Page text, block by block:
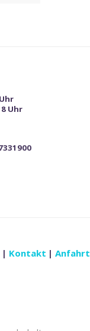
Uhr
| Kontakt |Anfahrt